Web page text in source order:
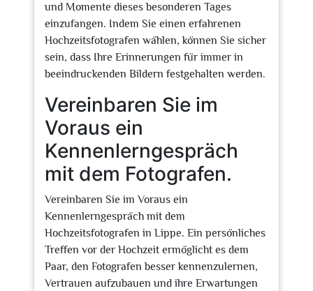
und Momente dieses besonderen Tages
einzufangen. Indem Sie einen erfahrenen
Hochzeitsfotografen wählen, können Sie sicher
sein, dass Ihre Erinnerungen für immer in
beeindruckenden Bildern festgehalten werden.
Vereinbaren Sie im
Voraus ein
Kennenlerngespräch
mit dem Fotografen.
Vereinbaren Sie im Voraus ein
Kennenlerngespräch mit dem
Hochzeitsfotografen in Lippe. Ein persönliches
Treffen vor der Hochzeit ermöglicht es dem
Paar, den Fotografen besser kennenzulernen,
Vertrauen aufzubauen und ihre Erwartungen